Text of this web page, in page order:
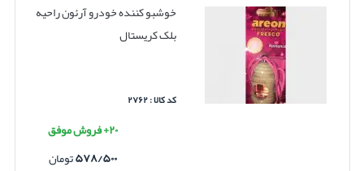
خوشبو کننده خودرو آرئون راحیه
بلک کریستال
کد کالا : ۲۷۶۲
۲۰+ فروش موفق
۵۷۸/۵۰۰تومان